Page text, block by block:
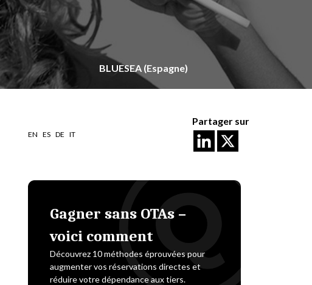
BLUESEA (Espagne)
EN ES DE IT
Partager sur
Gagner sans OTAs –
voici comment
Découvrez 10 méthodes éprouvées pour
augmenter vos réservations directes et
réduire votre dépendance aux tiers.